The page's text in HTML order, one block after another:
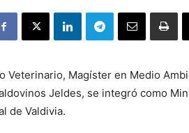
Veterinario, Magíster en Medio
Jeldes, se integró como
de Valdivia.